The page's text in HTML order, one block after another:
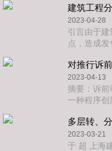
建筑工程
2023-04-28
引言由于
点，造成发
压力，越来
款中引入背
对推行诉
2023-04-13
摘要：诉前
一种程序
体制原因
方面存在诸
2023-03-21
于 超 上海